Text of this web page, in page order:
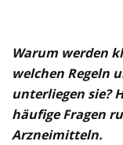
Warum werden
welchen Regeln
unterliegen sie?
häufige Fragen
Arzneimitteln.